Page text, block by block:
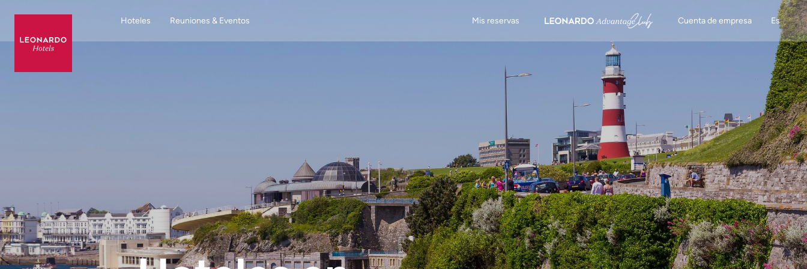
Hoteles Reuniones & Eventos Mis reservas Cuenta de empresa Es